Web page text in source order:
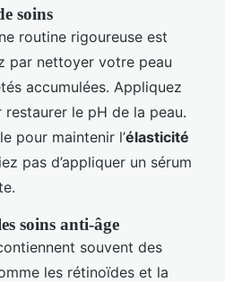
soins
routine rigoureuse est
par nettoyer votre peau
accumulées. Appliquez
le pH de la peau.
pour maintenir l’élasticité
pas d’appliquer un sérum
soins anti-âge
souvent des
les rétinoïdes et la